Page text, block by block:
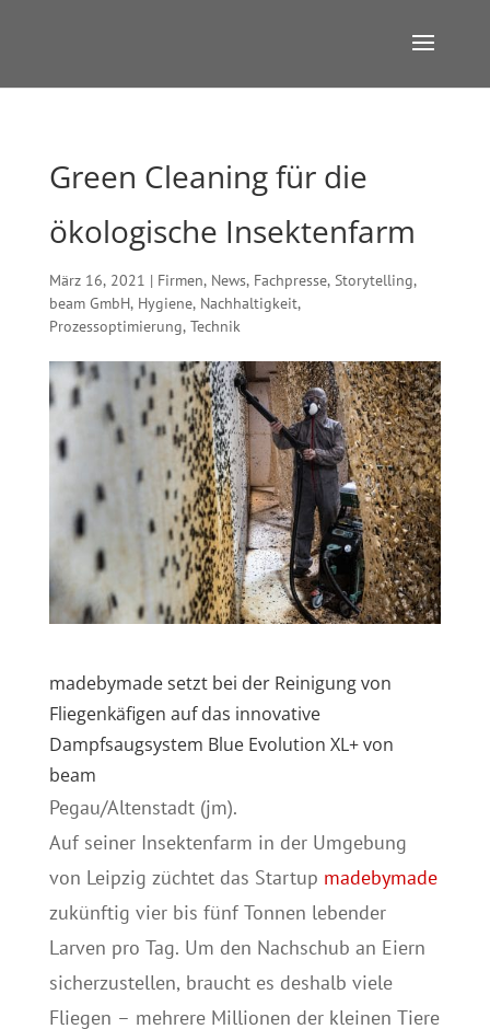
Green Cleaning für die
ökologische Insektenfarm
März 16, 2021 | Firmen, News, Fachpresse, Storytelling,
beam GmbH, Hygiene, Nachhaltigkeit,
Prozessoptimierung, Technik
madebymade setzt bei der Reinigung von
Fliegenkäfigen auf das innovative
Dampfsaugsystem Blue Evolution XL+ von
beam
Pegau/Altenstadt (jm).
Auf seiner Insektenfarm in der Umgebung
von Leipzig züchtet das Startup madebymade
zukünftig vier bis fünf Tonnen lebender
Larven pro Tag. Um den Nachschub an Eiern
sicherzustellen, braucht es deshalb viele
Fliegen – mehrere Millionen der kleinen Tiere